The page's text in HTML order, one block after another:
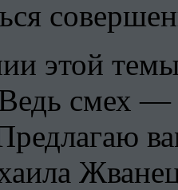
этой
смех —